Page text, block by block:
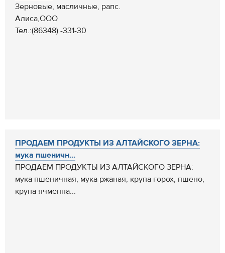
Зерновые, масличные, рапс.
Алиса,ООО
Тел.:(86348) -331-30
ПРОДАЕМ ПРОДУКТЫ ИЗ АЛТАЙСКОГО ЗЕРНА:
мука пшеничн...
ПРОДАЕМ ПРОДУКТЫ ИЗ АЛТАЙСКОГО ЗЕРНА:
мука пшеничная, мука ржаная, крупа горох, пшено,
крупа ячменна...